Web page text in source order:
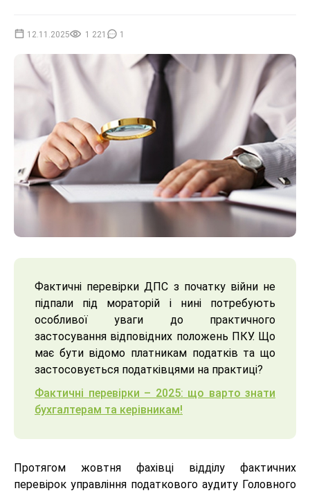
12.11.2025 1 221 1
Фактичні перевірки ДПС з початку війни не
підпали під мораторій і нині потребують
особливої уваги до практичного
застосування відповідних положень ПКУ. Що
має бути відомо платникам податків та що
застосовується податківцями на практиці?
Фактичні перевірки – 2025: що варто знати
бухгалтерам та керівникам!
Протягом жовтня фахівці відділу фактичних
перевірок управління податкового аудиту Головного